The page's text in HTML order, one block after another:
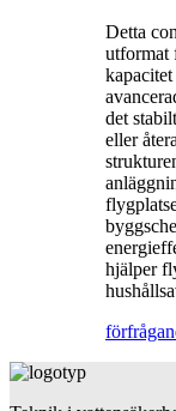
Detta
utformat
det
eller
hjälper
förfrågan